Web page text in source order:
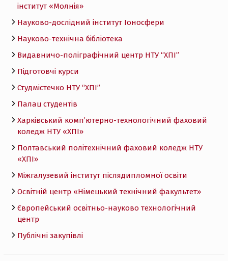
інститут «Молнія»
Науково-дослідний інститут Іоносфери
Науково-технічна бібліотека
Видавничо-поліграфічний центр НТУ “ХПІ”
Підготовчі курси
Студмістечко НТУ “ХПІ”
Палац студентів
Харківський комп’ютерно-технологічний фаховий
коледж НТУ «ХПI»
Полтавський політехнічний фаховий коледж НТУ
«ХПI»
Міжгалузевий інститут післядипломної освіти
Освітній центр «Німецький технічний факультет»
Європейський освітньо-науково технологічний
центр
Публічні закупівлі